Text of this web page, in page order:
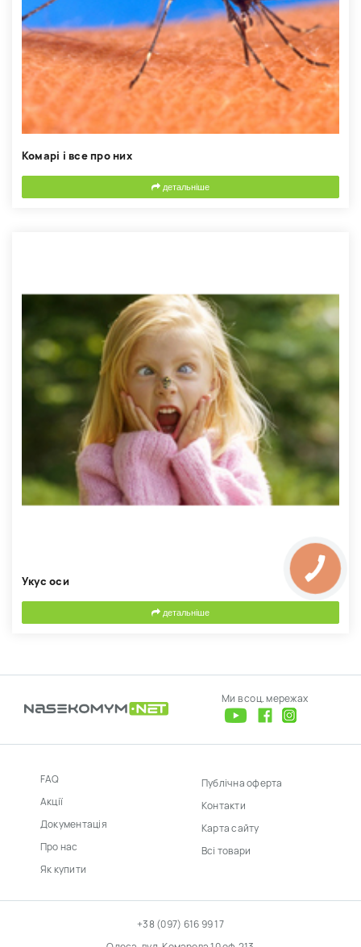
Комарі і все про них
детальніше
Укус оси
детальніше
Ми в соц. мережах
FAQ
Акції
Документація
Про нас
Як купити
Публічна оферта
Контакти
Карта сайту
Всі товари
+38 (097) 616 99 17